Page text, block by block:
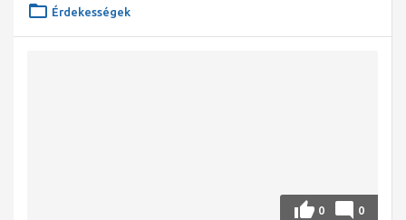
Érdekességek
0 0